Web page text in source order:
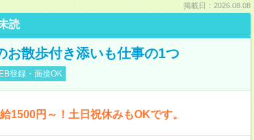
掲載日：2026.08.08
読
お散歩付き添いも仕事の1つ
登録・面接OK
円～！土日祝休みもOKです。